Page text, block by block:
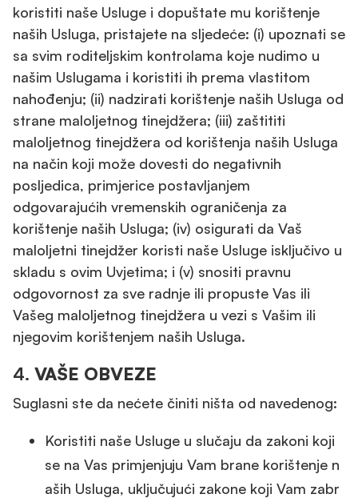
koristiti naše Usluge i dopuštate mu korištenje
naših Usluga, pristajete na sljedeće: (i) upoznati se
sa svim roditeljskim kontrolama koje nudimo u
našim Uslugama i koristiti ih prema vlastitom
nahođenju; (ii) nadzirati korištenje naših Usluga od
strane maloljetnog tinejdžera; (iii) zaštititi
maloljetnog tinejdžera od korištenja naših Usluga
na način koji može dovesti do negativnih
posljedica, primjerice postavljanjem
odgovarajućih vremenskih ograničenja za
korištenje naših Usluga; (iv) osigurati da Vaš
maloljetni tinejdžer koristi naše Usluge isključivo u
skladu s ovim Uvjetima; i (v) snositi pravnu
odgovornost za sve radnje ili propuste Vas ili
Vašeg maloljetnog tinejdžera u vezi s Vašim ili
njegovim korištenjem naših Usluga.
4. VAŠE OBVEZE
Suglasni ste da nećete činiti ništa od navedenog:
Koristiti naše Usluge u slučaju da zakoni koji
se na Vas primjenjuju Vam brane korištenje n
aših Usluga, uključujući zakone koji Vam zabr